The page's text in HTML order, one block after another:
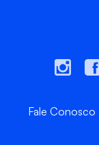
Fale Conosco